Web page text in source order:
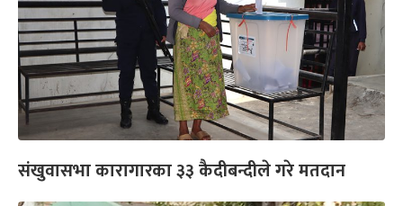
संखुवासभा कारागारका ३३ कैदीबन्दीले गरे मतदान